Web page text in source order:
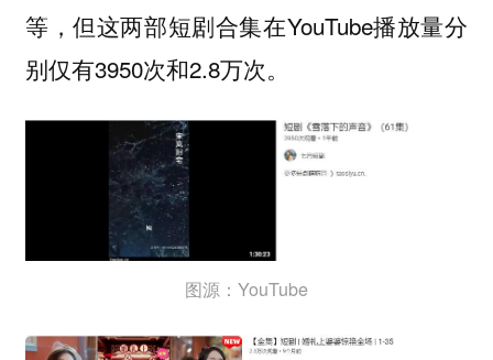
等，但这两部短剧合集在YouTube播放量分
别仅有3950次和2.8万次。
图源：YouTube